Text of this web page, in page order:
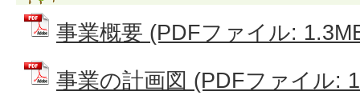
事業概要 (PDFファイル:
事業の計画図 (PDFファイル: